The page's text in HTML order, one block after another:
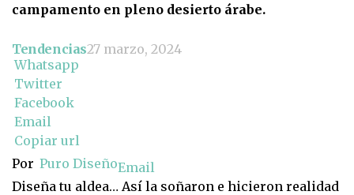
campamento en pleno desierto árabe.
Tendencias27 marzo, 2024
Whatsapp
Twitter
Facebook
Email
Copiar url
Por Puro DiseñoEmail
Diseña tu aldea… Así la soñaron e hicieron realidad